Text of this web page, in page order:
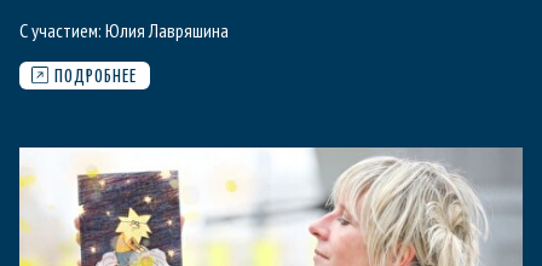
С участием: Юлия Лавряшина
ПОДРОБНЕЕ